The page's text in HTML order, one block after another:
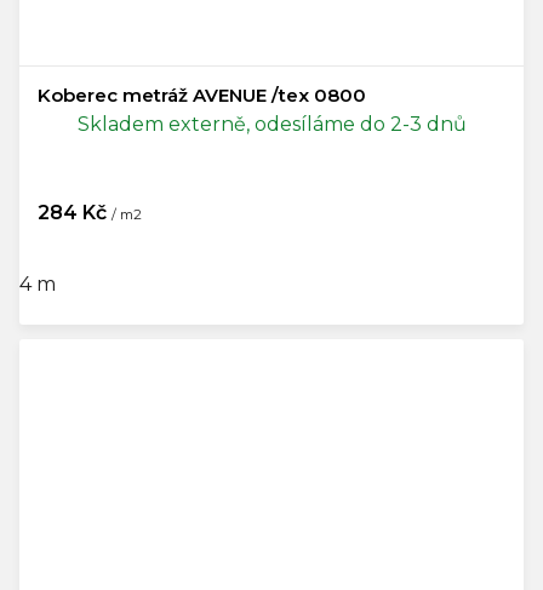
Koberec metráž AVENUE /tex 0800
Skladem externě, odesíláme do 2-3 dnů
284 Kč / m2
4 m